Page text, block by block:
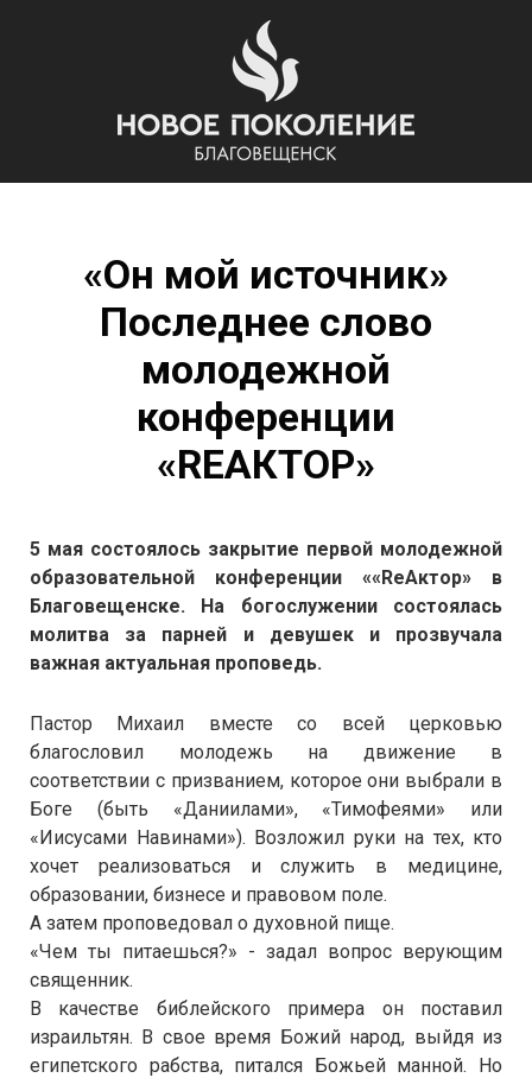
«Он мой источник»
Последнее слово
молодежной
конференции
«REAКТОР»
5 мая состоялось закрытие первой молодежной
образовательной конференции ««ReАктор» в
Благовещенске. На богослужении состоялась
молитва за парней и девушек и прозвучала
важная актуальная проповедь.
Пастор Михаил вместе со всей церковью
благословил молодежь на движение в
соответствии с призванием, которое они выбрали в
Боге (быть «Даниилами», «Тимофеями» или
«Иисусами Навинами»). Возложил руки на тех, кто
хочет реализоваться и служить в медицине,
образовании, бизнесе и правовом поле.
А затем проповедовал о духовной пище.
«Чем ты питаешься?» - задал вопрос верующим
священник.
В качестве библейского примера он поставил
израильтян. В свое время Божий народ, выйдя из
египетского рабства, питался Божьей манной. Но